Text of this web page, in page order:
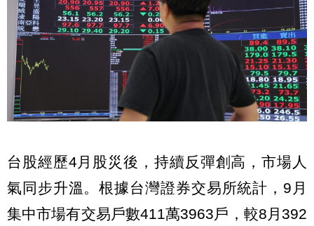
台股經歷4月股災後，持續反彈創高，市場人
氣同步升溫。根據台灣證券交易所統計，9月
集中市場有交易戶數411萬3963戶，較8月392